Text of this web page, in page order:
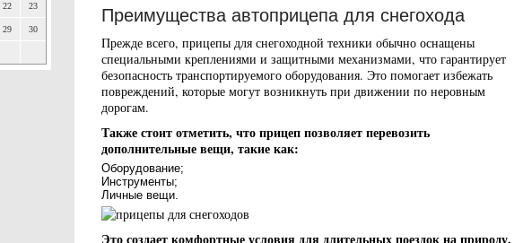
22 23
29 30
Преимущества автоприцепа для снегохода
Прежде всего, прицепы для снегоходной техники обычно оснащены
специальными креплениями и защитными механизмами, что гарантирует
безопасность транспортируемого оборудования. Это помогает избежать
повреждений, которые могут возникнуть при движении по неровным
дорогам.
Также стоит отметить, что прицеп позволяет перевозить
дополнительные вещи, такие как:
Оборудование;
Инструменты;
Личные вещи.
Это создает комфортные условия для длительных поездок на природу.